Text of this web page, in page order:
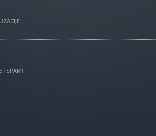
I SPAM!